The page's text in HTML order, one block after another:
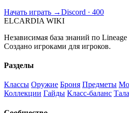
Начать играть →Discord · 400
ELCARDIA WIKI
Независимая база знаний по Lineage
Создано игроками для игроков.
Разделы
Классы Оружие Броня Предметы
Коллекции Гайды Класс-баланс